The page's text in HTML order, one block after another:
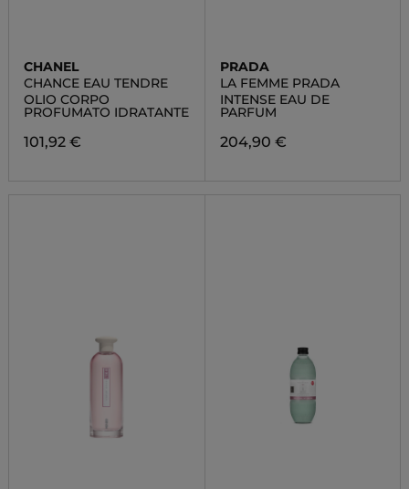
CHANEL
CHANCE EAU TENDRE
OLIO CORPO
PROFUMATO IDRATANTE
101,92 €
PRADA
LA FEMME PRADA
INTENSE EAU DE
PARFUM
204,90 €